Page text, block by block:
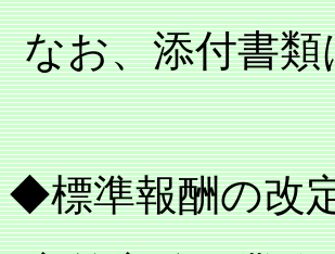
なお、添付書
◆標準報酬の改